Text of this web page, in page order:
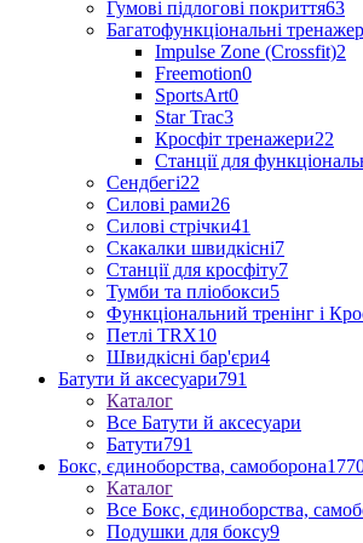
Гумові підлогові покриття63
Багатофункціональні
Impulse Zone (Crossfit)2
Freemotion0
SportsArt0
Star Trac3
Кросфіт тренажери22
Станції для
Сендбегі22
Силові рами26
Силові стрічки41
Скакалки швидкісні7
Станції для кросфіту7
Тумби та пліобокси5
Функціональний тренінг і
Петлі TRX10
Швидкісні бар'єри4
Батути й аксесуари791
Каталог
Все Батути й аксесуари
Батути791
Бокс, єдиноборства, самоборона
Каталог
Все Бокс, єдиноборства,
Подушки для боксу9